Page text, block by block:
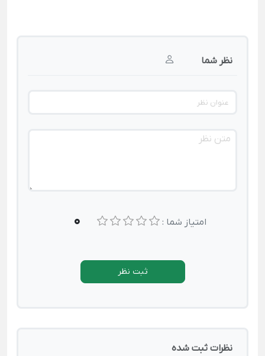
نظر شما
امتیاز شما : 0
ثبت نظر
نظرات ثبت شده